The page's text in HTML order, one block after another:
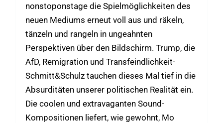
nonstoponstage die Spielmöglichkeiten des
neuen Mediums erneut voll aus und räkeln,
tänzeln und rangeln in ungeahnten
Perspektiven über den Bildschirm. Trump, die
AfD, Remigration und Transfeindlichkeit-
Schmitt&Schulz tauchen dieses Mal tief in die
Absurditäten unserer politischen Realität ein.
Die coolen und extravaganten Sound-
Kompositionen liefert, wie gewohnt, Mo